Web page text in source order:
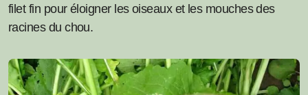
filet fin pour éloigner les oiseaux et les mouches des
racines du chou.